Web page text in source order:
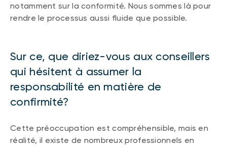
notamment sur la conformité. Nous sommes là pour
rendre le processus aussi fluide que possible.
Sur ce, que diriez-vous aux conseillers
qui hésitent à assumer la
responsabilité en matière de
confirmité?
Cette préoccupation est compréhensible, mais en
réalité, il existe de nombreux professionnels en